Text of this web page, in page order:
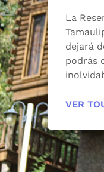
La
dejará
podrás
VER